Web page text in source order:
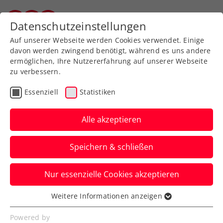
Zurück zur Newsübersicht
Billie Jean King Cup
Billie Jean King Cup:
Kraus mit ÖTV-Mithilfe
rechtzeitig wieder in
Länderkampf-Form
Das Alpstar Austria Billie Jean King Cup
Team hat vor dem Duell mit Lettland in
Schwechat das Training aufgenommen.
Datenschutzeinstellungen
Auf unserer Webseite werden Cookies verwendet. Einige
davon werden zwingend benötigt, während es uns andere
ermöglichen, Ihre Nutzererfahrung auf unserer Webseite
zu verbessern.
Essenziell Statistiken
Alle akzeptieren
Speichern & schließen
Nur essenzielle Cookies akzeptieren
Essenziell
Essenzielle Cookies werden für grundlegende
Weitere Informationen anzeigen
Powered by